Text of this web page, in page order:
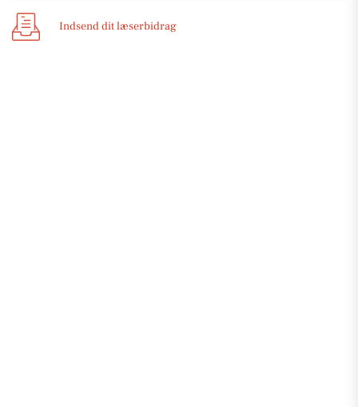
Indsend dit læserbidrag